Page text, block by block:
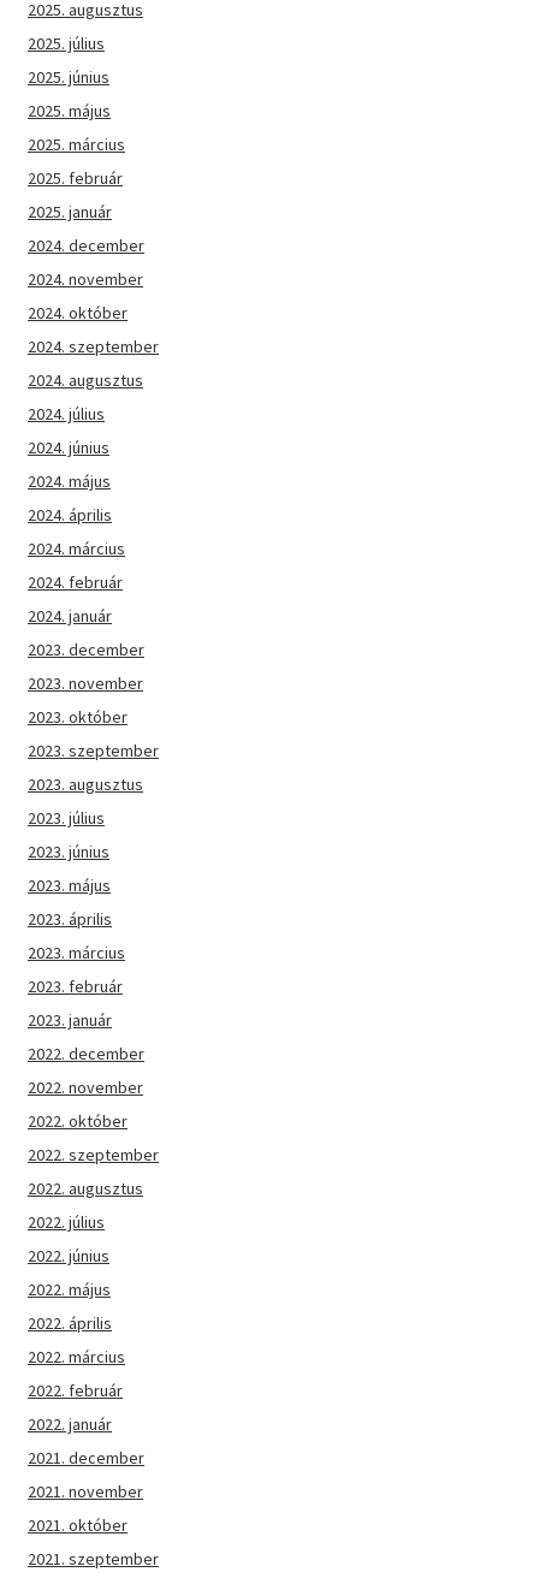
2025. augusztus
2025. július
2025. június
2025. május
2025. március
2025. február
2025. január
2024. december
2024. november
2024. október
2024. szeptember
2024. augusztus
2024. július
2024. június
2024. május
2024. április
2024. március
2024. február
2024. január
2023. december
2023. november
2023. október
2023. szeptember
2023. augusztus
2023. július
2023. június
2023. május
2023. április
2023. március
2023. február
2023. január
2022. december
2022. november
2022. október
2022. szeptember
2022. augusztus
2022. július
2022. június
2022. május
2022. április
2022. március
2022. február
2022. január
2021. december
2021. november
2021. október
2021. szeptember